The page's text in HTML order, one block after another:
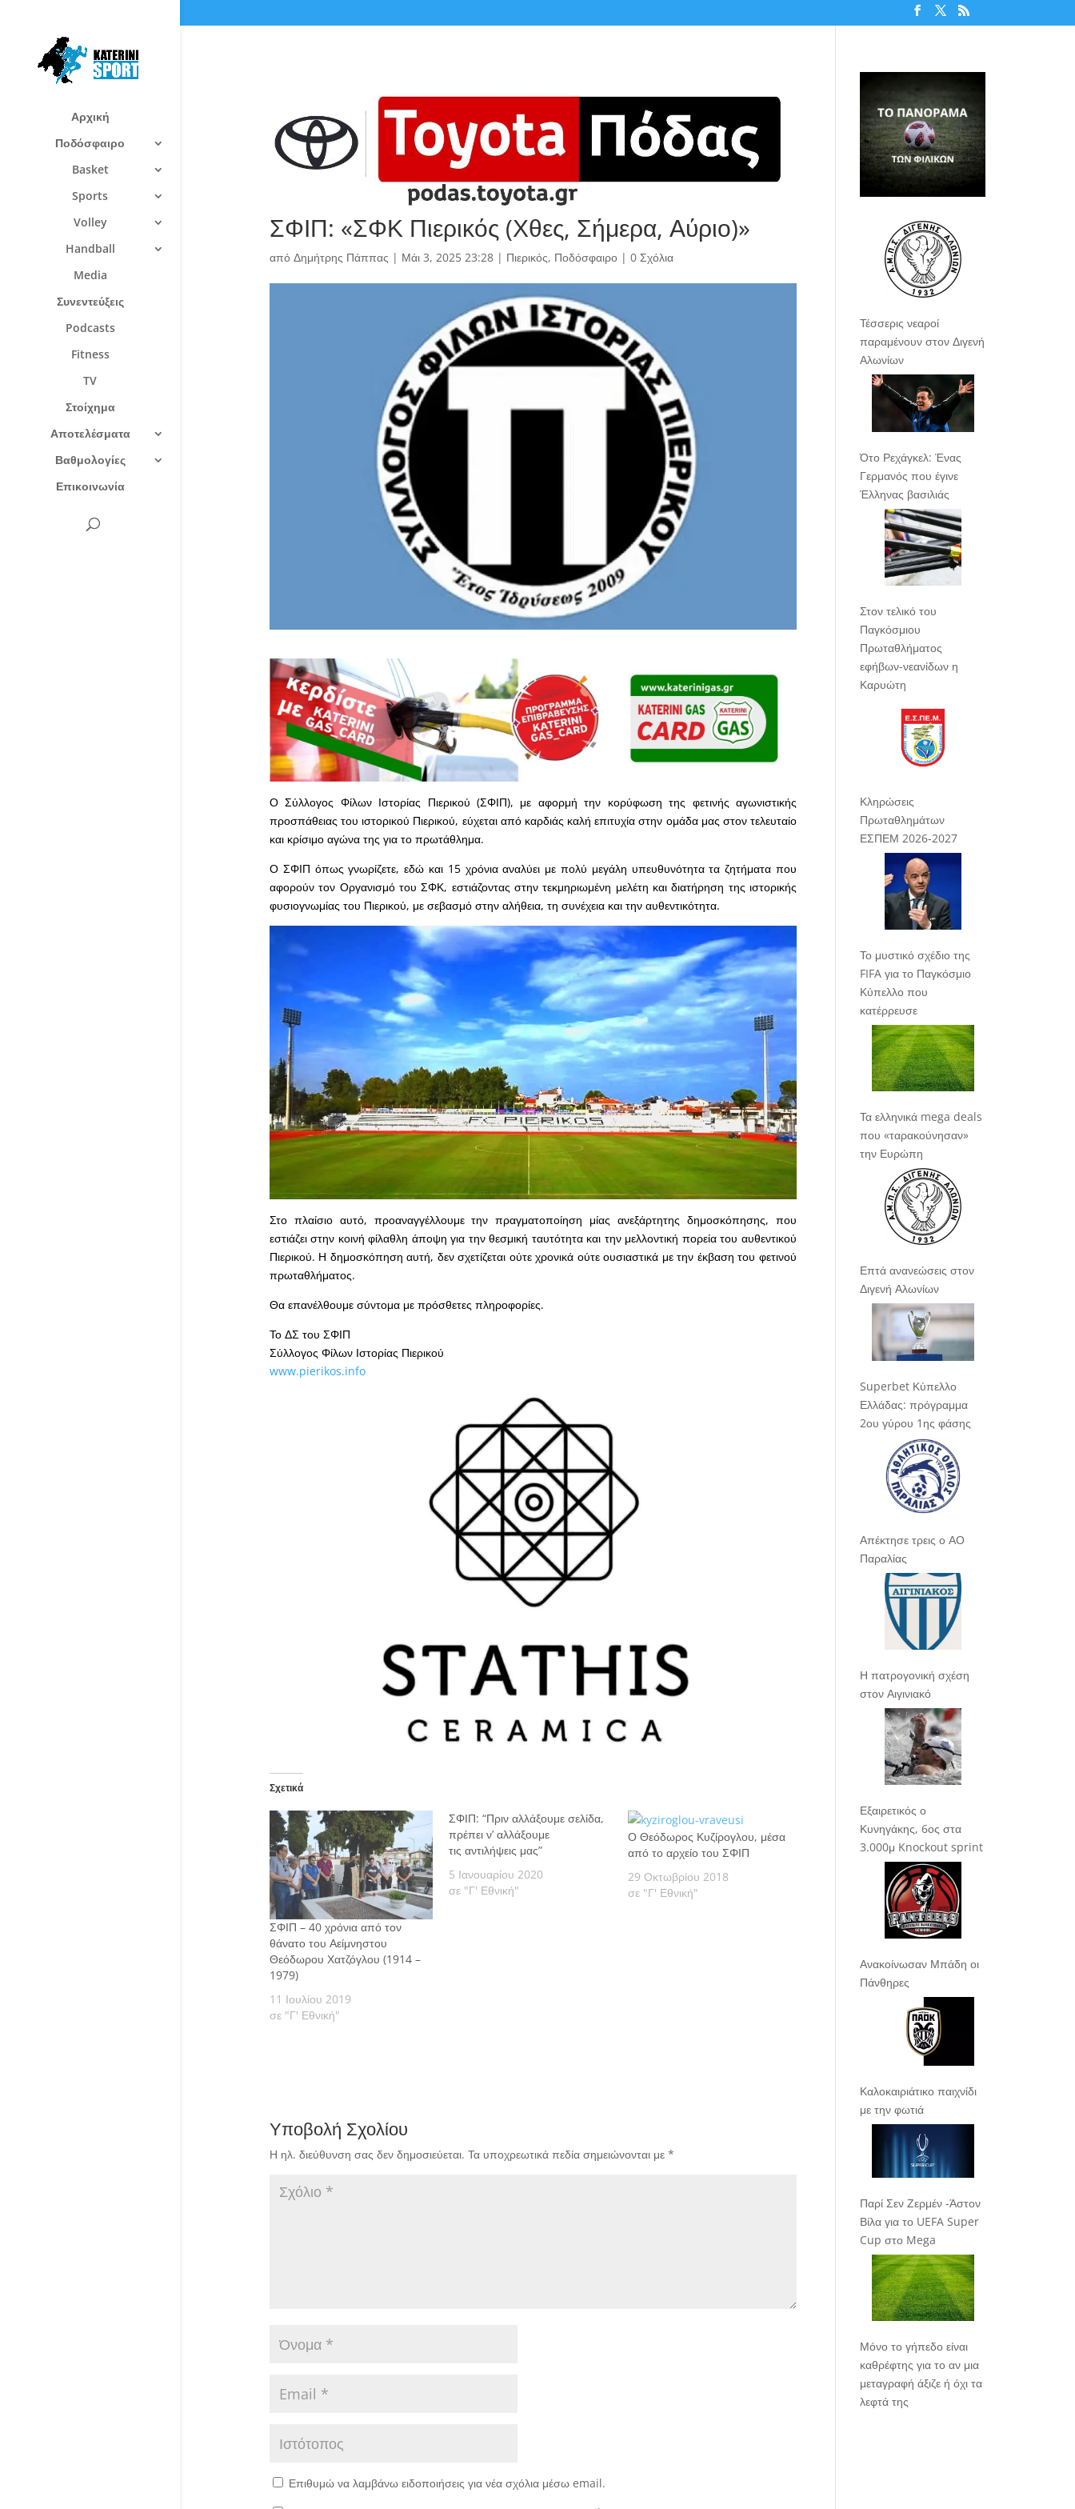
Αρχική
Ποδόσφαιρο
Basket
Sports
Volley
Handball
Media
Συνεντεύξεις
Podcasts
Fitness
TV
Στοίχημα
Αποτελέσματα
Βαθμολογίες
Επικοινωνία
ΣΦΙΠ: «ΣΦΚ Πιερικός (Χθες, Σήμερα, Αύριο)»
από Δημήτρης Πάππας | Μάι 3, 2025 23:28| Πιερικός, Ποδόσφαιρο| 0 Σχόλια
Ο Σύλλογος Φίλων Ιστορίας Πιερικού (ΣΦΙΠ), με αφορμή την κορύφωση της φετινής αγωνιστικής
προσπάθειας του ιστορικού Πιερικού, εύχεται από καρδιάς καλή επιτυχία στην ομάδα μας στον τελευταίο
και κρίσιμο αγώνα της για το πρωτάθλημα.
Ο ΣΦΙΠ όπως γνωρίζετε, εδώ και 15 χρόνια αναλύει με πολύ μεγάλη υπευθυνότητα τα ζητήματα που
αφορούν τον Οργανισμό του ΣΦΚ, εστιάζοντας στην τεκμηριωμένη μελέτη και διατήρηση της ιστορικής
φυσιογνωμίας του Πιερικού, με σεβασμό στην αλήθεια, τη συνέχεια και την αυθεντικότητα.
Στο πλαίσιο αυτό, προαναγγέλλουμε την πραγματοποίηση μίας ανεξάρτητης δημοσκόπησης, που
εστιάζει στην κοινή φίλαθλη άποψη για την θεσμική ταυτότητα και την μελλοντική πορεία του αυθεντικού
Πιερικού. Η δημοσκόπηση αυτή, δεν σχετίζεται ούτε χρονικά ούτε ουσιαστικά με την έκβαση του φετινού
πρωταθλήματος.
Θα επανέλθουμε σύντομα με πρόσθετες πληροφορίες.
Το ΔΣ του ΣΦΙΠ
Σύλλογος Φίλων Ιστορίας Πιερικού
www.pierikos.info
Σχετικά
ΣΦΙΠ – 40 χρόνια από τον
θάνατο του Αείμνηστου
Θεόδωρου Χατζόγλου (1914 –
1979)
11 Ιουλίου 2019
σε "Γ' Εθνική"
ΣΦΙΠ: “Πριν αλλάξουμε σελίδα,
πρέπει ν’ αλλάξουμε
τις αντιλήψεις μας”
5 Ιανουαρίου 2020
σε "Γ' Εθνική"
Ο Θεόδωρος Κυζίρογλου, μέσα
από το αρχείο του ΣΦΙΠ
29 Οκτωβρίου 2018
σε "Γ' Εθνική"
Υποβολή Σχολίου
Η ηλ. διεύθυνση σας δεν δημοσιεύεται. Τα υποχρεωτικά πεδία σημειώνονται με *
Επιθυμώ να λαμβάνω ειδοποιήσεις για νέα σχόλια μέσω email.
Τέσσερις νεαροί
παραμένουν στον Διγενή
Αλωνίων
Ότο Ρεχάγκελ: Ένας
Γερμανός που έγινε
Έλληνας βασιλιάς
Στον τελικό του
Παγκόσμιου
Πρωταθλήματος
εφήβων-νεανίδων η
Καρυώτη
Κληρώσεις
Πρωταθλημάτων
ΕΣΠΕΜ 2026-2027
Το μυστικό σχέδιο της
FIFA για το Παγκόσμιο
Κύπελλο που
κατέρρευσε
Τα ελληνικά mega deals
που «ταρακούνησαν»
την Ευρώπη
Επτά ανανεώσεις στον
Διγενή Αλωνίων
Superbet Κύπελλο
Ελλάδας: πρόγραμμα
2ου γύρου 1ης φάσης
Απέκτησε τρεις ο ΑΟ
Παραλίας
Η πατρογονική σχέση
στον Αιγινιακό
Εξαιρετικός ο
Κυνηγάκης, 6ος στα
3.000μ Knockout sprint
Ανακοίνωσαν Μπάδη οι
Πάνθηρες
Καλοκαιριάτικο παιχνίδι
με την φωτιά
Παρί Σεν Ζερμέν -Άστον
Βίλα για το UEFA Super
Cup στο Mega
Μόνο το γήπεδο είναι
καθρέφτης για το αν μια
μεταγραφή άξιζε ή όχι τα
λεφτά της